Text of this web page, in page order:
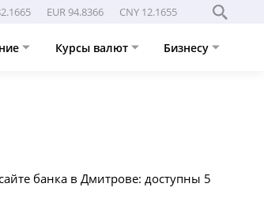
EUR 94.8366 CNY 12.1655
Курсы валют Бизнесу
банка в Дмитрове: доступны 5